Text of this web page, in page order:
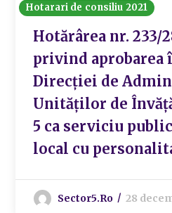
Hotarari de consiliu 2021
Hotărârea nr. 233/
privind
Direcției de
Unităților de
5 ca serviciu
local cu
Sector5.ro 28